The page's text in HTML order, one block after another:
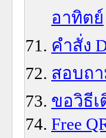
อาทิตย์
คำสั่ง
สอบถา
ขอวิธี
Free